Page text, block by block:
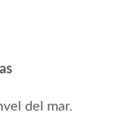
del mar.